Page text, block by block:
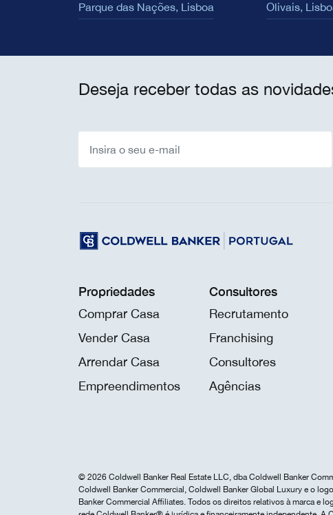
Parque das Nações, Lisboa
Olivais,
Deseja receber todas as
Propriedades
Comprar Casa
Vender Casa
Arrendar Casa
Empreendimentos
Consultores
Recrutamento
Franchising
Consultores
Agências
© 2026 Coldwell Banker Real Estate LLC, dba Coldwell Banker
Coldwell Banker Commercial, Coldwell Banker Global Luxury e o
Banker Commercial Affiliates. Todos os direitos relativos à marca e